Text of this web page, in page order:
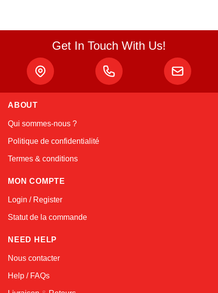
Get In Touch With Us!
ABOUT
Qui sommes-nous ?
Politique de confidentialité
Termes & conditions
MON COMPTE
Login / Register
Statut de la commande
NEED HELP
Nous contacter
Help / FAQs
Atlas
Online — robotics specialist